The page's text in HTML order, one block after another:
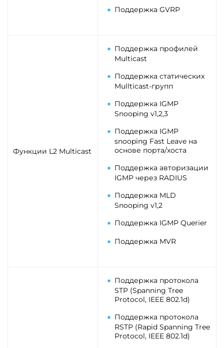
Поддержка GVRP
Функции L2 Multicast
Поддержка профилей
Multicast
Поддержка статических
Mullticast-групп
Поддержка IGMP
Snooping v1,2,3
Поддержка IGMP
snooping Fast Leave на
основе порта/хоста
Поддержка авторизации
IGMP через RADIUS
Поддержка MLD
Snooping v1,2
Поддержка IGMP Querier
Поддержка MVR
Поддержка протокола
STP (Spanning Tree
Protocol, IEEE 802.1d)
Поддержка протокола
RSTP (Rapid Spanning Tree
Protocol, IEEE 802.1d)